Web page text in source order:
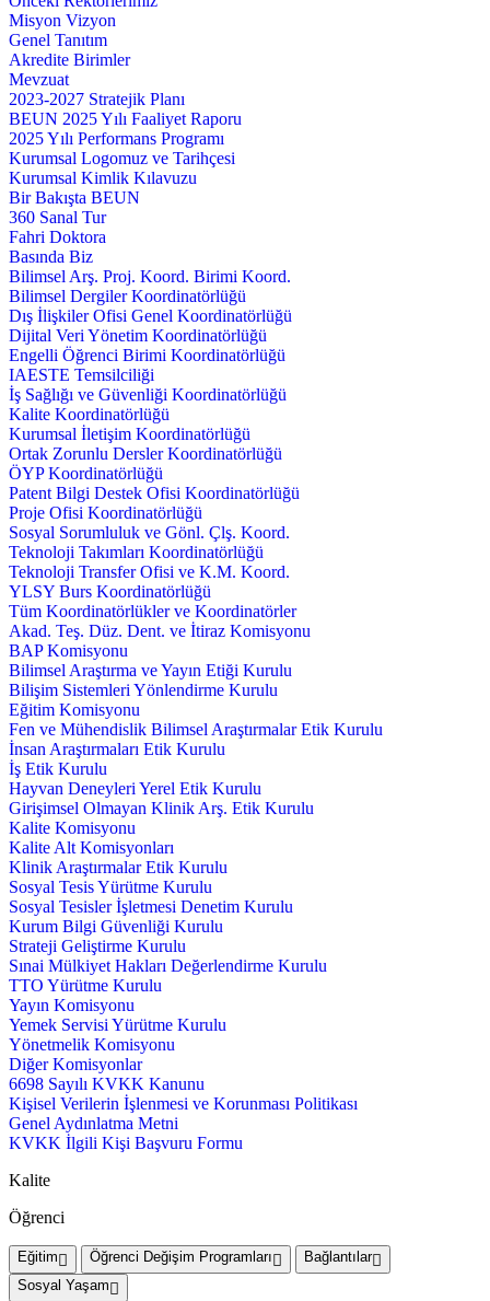
Misyon Vizyon
Genel Tanıtım
Akredite Birimler
Mevzuat
2023-2027 Stratejik Planı
BEUN 2025 Yılı Faaliyet Raporu
2025 Yılı Performans Programı
Kurumsal Logomuz ve Tarihçesi
Kurumsal Kimlik Kılavuzu
Bir Bakışta BEUN
360 Sanal Tur
Fahri Doktora
Basında Biz
Bilimsel Arş. Proj. Koord. Birimi Koord.
Bilimsel Dergiler Koordinatörlüğü
Dış İlişkiler Ofisi Genel Koordinatörlüğü
Dijital Veri Yönetim Koordinatörlüğü
Engelli Öğrenci Birimi Koordinatörlüğü
IAESTE Temsilciliği
İş Sağlığı ve Güvenliği Koordinatörlüğü
Kalite Koordinatörlüğü
Kurumsal İletişim Koordinatörlüğü
Ortak Zorunlu Dersler Koordinatörlüğü
ÖYP Koordinatörlüğü
Patent Bilgi Destek Ofisi Koordinatörlüğü
Proje Ofisi Koordinatörlüğü
Sosyal Sorumluluk ve Gönl. Çlş. Koord.
Teknoloji Takımları Koordinatörlüğü
Teknoloji Transfer Ofisi ve K.M. Koord.
YLSY Burs Koordinatörlüğü
Tüm Koordinatörlükler ve Koordinatörler
Akad. Teş. Düz. Dent. ve İtiraz Komisyonu
BAP Komisyonu
Bilimsel Araştırma ve Yayın Etiği Kurulu
Bilişim Sistemleri Yönlendirme Kurulu
Eğitim Komisyonu
Fen ve Mühendislik Bilimsel Araştırmalar Etik Kurulu
İnsan Araştırmaları Etik Kurulu
İş Etik Kurulu
Hayvan Deneyleri Yerel Etik Kurulu
Girişimsel Olmayan Klinik Arş. Etik Kurulu
Kalite Komisyonu
Kalite Alt Komisyonları
Klinik Araştırmalar Etik Kurulu
Sosyal Tesis Yürütme Kurulu
Sosyal Tesisler İşletmesi Denetim Kurulu
Kurum Bilgi Güvenliği Kurulu
Strateji Geliştirme Kurulu
Sınai Mülkiyet Hakları Değerlendirme Kurulu
TTO Yürütme Kurulu
Yayın Komisyonu
Yemek Servisi Yürütme Kurulu
Yönetmelik Komisyonu
Diğer Komisyonlar
6698 Sayılı KVKK Kanunu
Kişisel Verilerin İşlenmesi ve Korunması Politikası
Genel Aydınlatma Metni
KVKK İlgili Kişi Başvuru Formu
Kalite
Öğrenci
Eğitim Öğrenci Değişim Programları
Bağlantılar
Sosyal Yaşam